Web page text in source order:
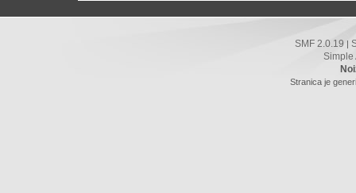
SMF 2.0.19 |
Simple
Stranica je